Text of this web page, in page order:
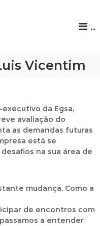
..
Vicentim
da Egsa,
avaliação do
as demandas futuras
está se
na sua área de
mudança. Como a
de encontros com
a entender